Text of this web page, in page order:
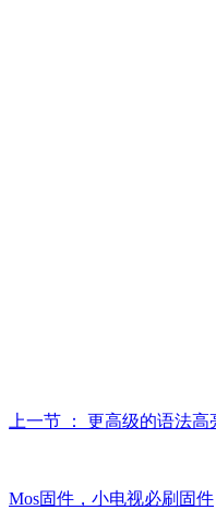
上一节 ： 更高级的语法高
Mos固件，小电视必刷固件